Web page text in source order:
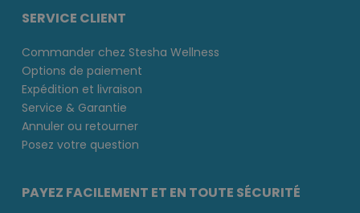
SERVICE CLIENT
Commander chez Stesha Wellness
Options de paiement
Expédition et livraison
Service & Garantie
Annuler ou retourner
Posez votre question
PAYEZ FACILEMENT ET EN TOUTE SÉCURITÉ